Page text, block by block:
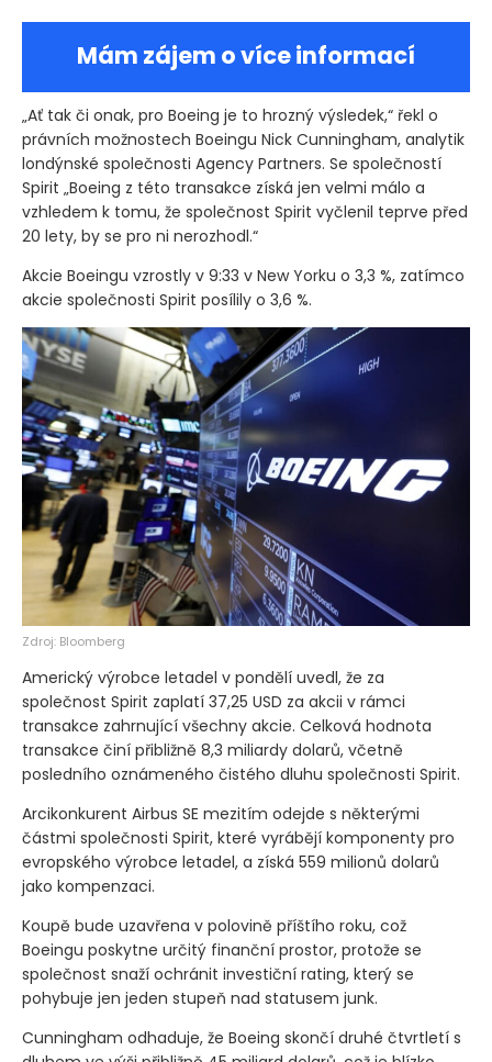
Mám zájem o více informací
„Ať tak či onak, pro Boeing je to hrozný výsledek,“ řekl o
právních možnostech Boeingu Nick Cunningham, analytik
londýnské společnosti Agency Partners. Se společností
Spirit „Boeing z této transakce získá jen velmi málo a
vzhledem k tomu, že společnost Spirit vyčlenil teprve před
20 lety, by se pro ni nerozhodl.“
Akcie Boeingu vzrostly v 9:33 v New Yorku o 3,3 %, zatímco
akcie společnosti Spirit posílily o 3,6 %.
Zdroj: Bloomberg
Americký výrobce letadel v pondělí uvedl, že za
společnost Spirit zaplatí 37,25 USD za akcii v rámci
transakce zahrnující všechny akcie. Celková hodnota
transakce činí přibližně 8,3 miliardy dolarů, včetně
posledního oznámeného čistého dluhu společnosti Spirit.
Arcikonkurent Airbus SE mezitím odejde s některými
částmi společnosti Spirit, které vyrábějí komponenty pro
evropského výrobce letadel, a získá 559 milionů dolarů
jako kompenzaci.
Koupě bude uzavřena v polovině příštího roku, což
Boeingu poskytne určitý finanční prostor, protože se
společnost snaží ochránit investiční rating, který se
pohybuje jen jeden stupeň nad statusem junk.
Cunningham odhaduje, že Boeing skončí druhé čtvrtletí s